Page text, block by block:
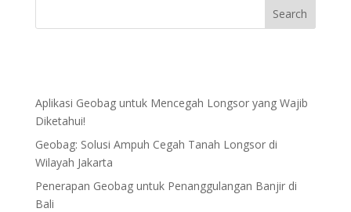
Aplikasi Geobag untuk Mencegah Longsor yang Wajib
Diketahui!
Geobag: Solusi Ampuh Cegah Tanah Longsor di
Wilayah Jakarta
Penerapan Geobag untuk Penanggulangan Banjir di
Bali